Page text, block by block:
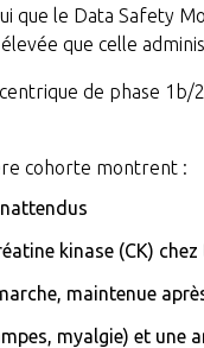
que le Data Safety
que celle
de phase 1b/
cohorte montrent :
kinase (CK)
maintenue
myalgie) et une